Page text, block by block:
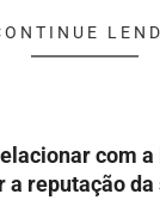
com
a reputação da